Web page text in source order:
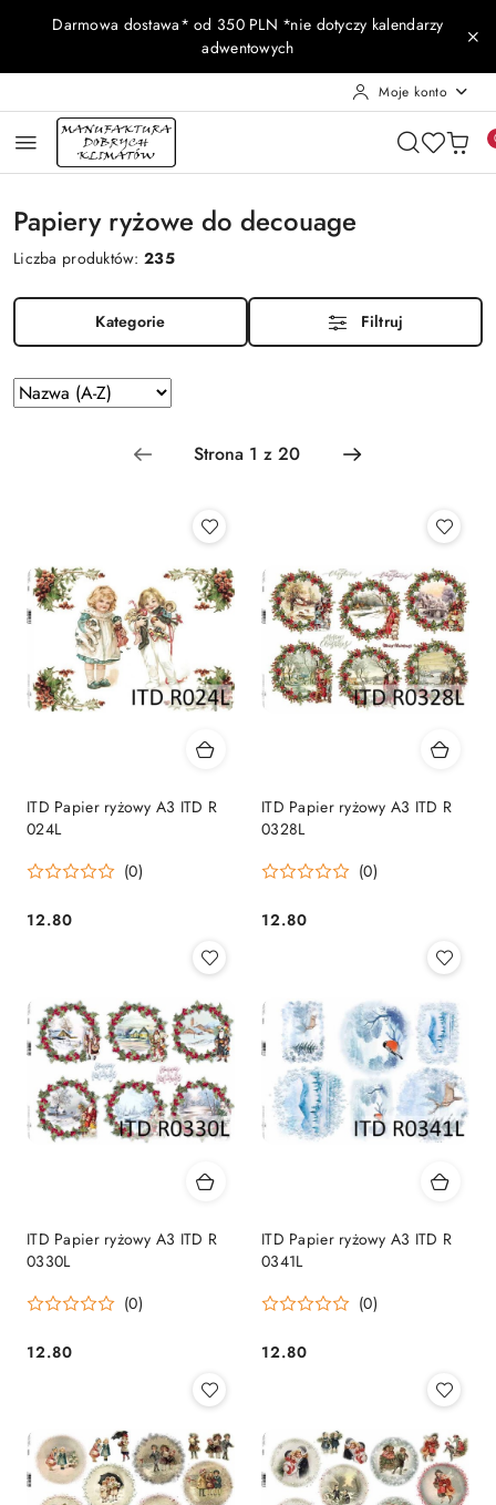
Przejdź do treści głównej
Przejdź do wyszukiwarki
Przejdź do moje konto
Przejdź do menu głównego
Przejdź do stopki
Darmowa dostawa* od 350 PLN *nie dotyczy kalendarzy
adwentowych
Moje konto
Papiery ryżowe do decouage
Liczba produktów:235
Kategorie Filtruj
Zastosowano
sortowanie:
Sortuj
według
ITD Papier ryżowy A3 ITD R
024L
(0)
Cena:
12.80
ITD Papier ryżowy A3 ITD R
0328L
(0)
Cena:
12.80
ITD Papier ryżowy A3 ITD R
0330L
(0)
Cena:
12.80
ITD Papier ryżowy A3 ITD R
0341L
(0)
Cena:
12.80